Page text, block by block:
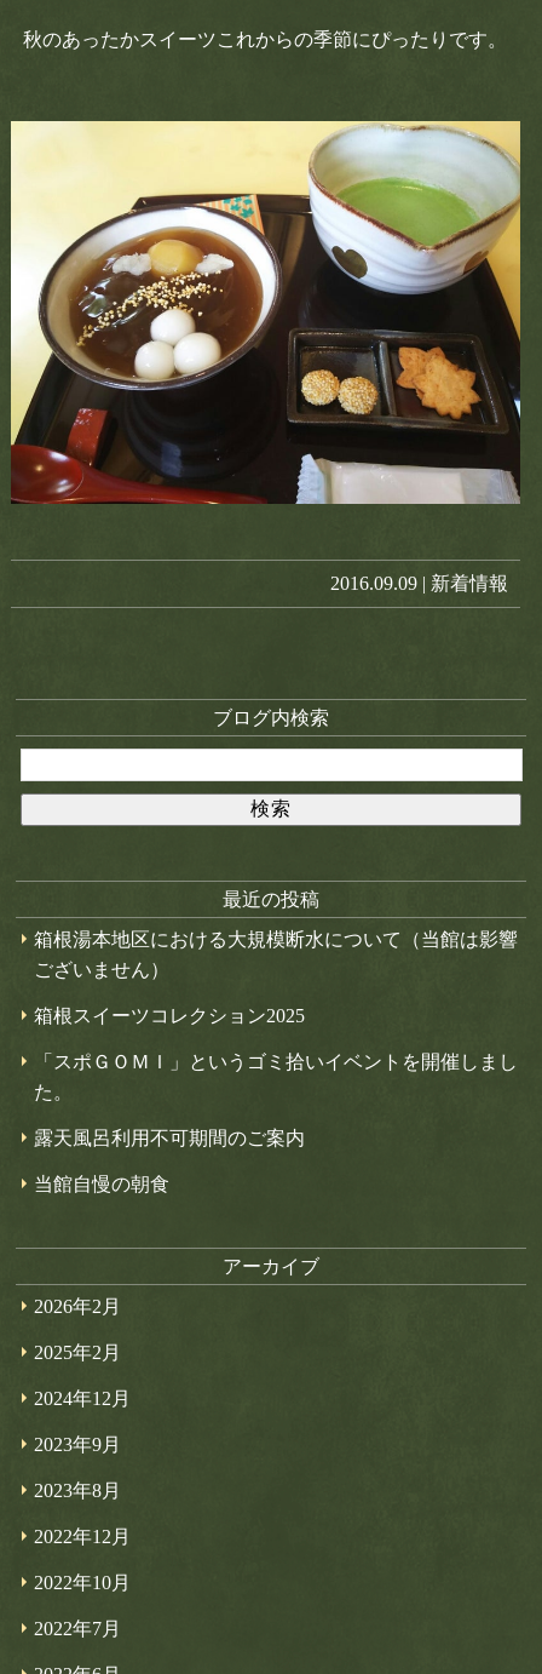
秋のあったかスイーツこれからの季節にぴったりです。
2016.09.09 | 新着情報
ブログ内検索
最近の投稿
箱根湯本地区における大規模断水について（当館は影響
ございません）
箱根スイーツコレクション2025
「スポＧＯＭＩ」というゴミ拾いイベントを開催しまし
た。
露天風呂利用不可期間のご案内
当館自慢の朝食
アーカイブ
2026年2月
2025年2月
2024年12月
2023年9月
2023年8月
2022年12月
2022年10月
2022年7月